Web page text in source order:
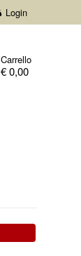
Login
Carrello
€ 0,00